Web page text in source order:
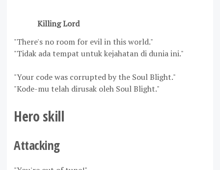
Killing Lord
"There's no room for evil in this world."
"Tidak ada tempat untuk kejahatan di dunia ini."
"Your code was corrupted by the Soul Blight."
"Kode-mu telah dirusak oleh Soul Blight."
Hero skill
Attacking